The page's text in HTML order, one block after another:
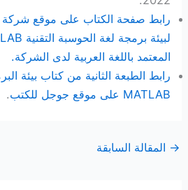
المعتمد باللغة العربية لدى الشركة.
رابط الطبعة الثانية من كتاب بيئة
MATLAB على موقع جوجل للكتب
.
→ المقالة السابقة